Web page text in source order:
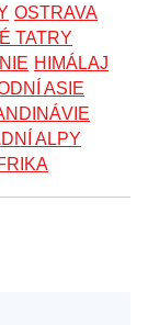
OSTRAVA
TATRY
HIMÁLAJ
ASIE
ALPY